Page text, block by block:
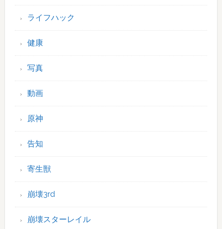
ライフハック
健康
写真
動画
原神
告知
寄生獣
崩壊3rd
崩壊スターレイル